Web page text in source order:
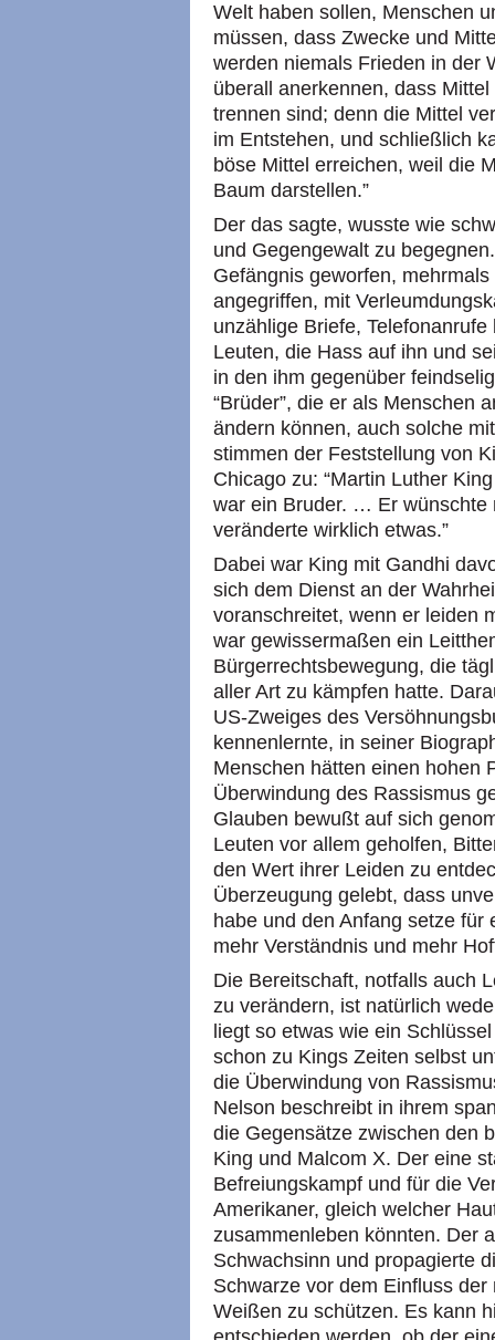
Welt haben sollen, Menschen
müssen, dass Zwecke und
werden niemals Frieden in der
überall anerkennen, dass
trennen sind; denn die Mittel
im Entstehen, und schließlich
böse Mittel erreichen, weil die
Baum darstellen.”
Der das sagte, wusste wie
und Gegengewalt zu
Gefängnis geworfen,
angegriffen, mit
unzählige Briefe,
Leuten, die Hass auf ihn und
in den ihm gegenüber
“Brüder”, die er als Menschen
ändern können, auch solche
stimmen der Feststellung von
Chicago zu: “Martin Luther
war ein Bruder. … Er wünschte
veränderte wirklich etwas.”
Dabei war King mit Gandhi
sich dem Dienst an der
voranschreitet, wenn er leiden
war gewissermaßen ein
Bürgerrechtsbewegung, die
aller Art zu kämpfen hatte.
US-Zweiges des
kennenlernte, in seiner
Menschen hätten einen hohen
Überwindung des Rassismus
Glauben bewußt auf sich
Leuten vor allem geholfen,
den Wert ihrer Leiden zu
Überzeugung gelebt, dass
habe und den Anfang setze
mehr Verständnis und mehr
Die Bereitschaft, notfalls auch
zu verändern, ist natürlich
liegt so etwas wie ein
schon zu Kings Zeiten selbst
die Überwindung von
Nelson beschreibt in ihrem
die Gegensätze zwischen den
King und Malcom X. Der eine
Befreiungskampf und für die
Amerikaner, gleich welcher
zusammenleben könnten. Der
Schwachsinn und propagierte
Schwarze vor dem Einfluss
Weißen zu schützen. Es kann